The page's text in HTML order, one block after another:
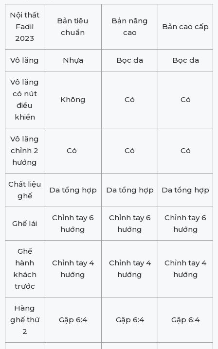
Nội thất
Fadil
2023
Bản tiêu
chuẩn
Bản nâng
cao
Bản cao cấp
Vô lăng Nhựa Bọc da Bọc da
Vô lăng
có nút
điều
khiển
Không Có Có
Vô lăng
chỉnh 2
hướng
Có Có Có
Chất liệu
ghế
Da tổng hợp Da tổng hợp Da tổng hợp
Ghế lái
Chỉnh tay 6
hướng
Chỉnh tay 6
hướng
Chỉnh tay 6
hướng
Ghế
hành
khách
trước
Chỉnh tay 4
hướng
Chỉnh tay 4
hướng
Chỉnh tay 4
hướng
Hàng
ghế thứ
2
Gập 6:4 Gập 6:4 Gập 6:4